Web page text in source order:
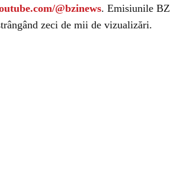
@bzinews. Emisiunile
zeci de mii de vizualizări.